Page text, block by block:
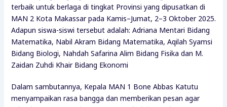
terbaik untuk berlaga di tingkat Provinsi yang dipusatkan di
MAN 2 Kota Makassar pada Kamis–Jumat, 2–3 Oktober 2025.
Adapun siswa-siswi tersebut adalah: Adriana Mentari Bidang
Matematika, Nabil Akram Bidang Matematika, Aqilah Syamsi
Bidang Biologi, Nahdah Safarina Alim Bidang Fisika dan M.
Zaidan Zuhdi Khair Bidang Ekonomi
Dalam sambutannya, Kepala MAN 1 Bone Abbas Katutu
menyampaikan rasa bangga dan memberikan pesan agar